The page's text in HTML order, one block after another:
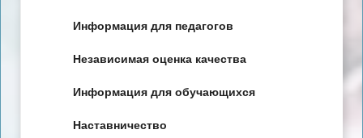
Информация для педагогов
Независимая оценка качества
Информация для обучающихся
Наставничество